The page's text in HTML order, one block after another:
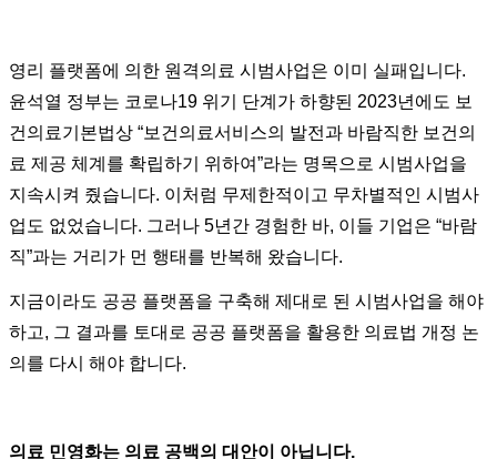
영리 플랫폼에 의한 원격의료 시범사업은 이미 실패입니다.
윤석열 정부는 코로나19 위기 단계가 하향된 2023년에도 보
건의료기본법상 “보건의료서비스의 발전과 바람직한 보건의
료 제공 체계를 확립하기 위하여”라는 명목으로 시범사업을
지속시켜 줬습니다. 이처럼 무제한적이고 무차별적인 시범사
업도 없었습니다. 그러나 5년간 경험한 바, 이들 기업은 “바람
직”과는 거리가 먼 행태를 반복해 왔습니다.
지금이라도 공공 플랫폼을 구축해 제대로 된 시범사업을 해야
하고, 그 결과를 토대로 공공 플랫폼을 활용한 의료법 개정 논
의를 다시 해야 합니다.
의료 민영화는 의료 공백의 대안이 아닙니다.